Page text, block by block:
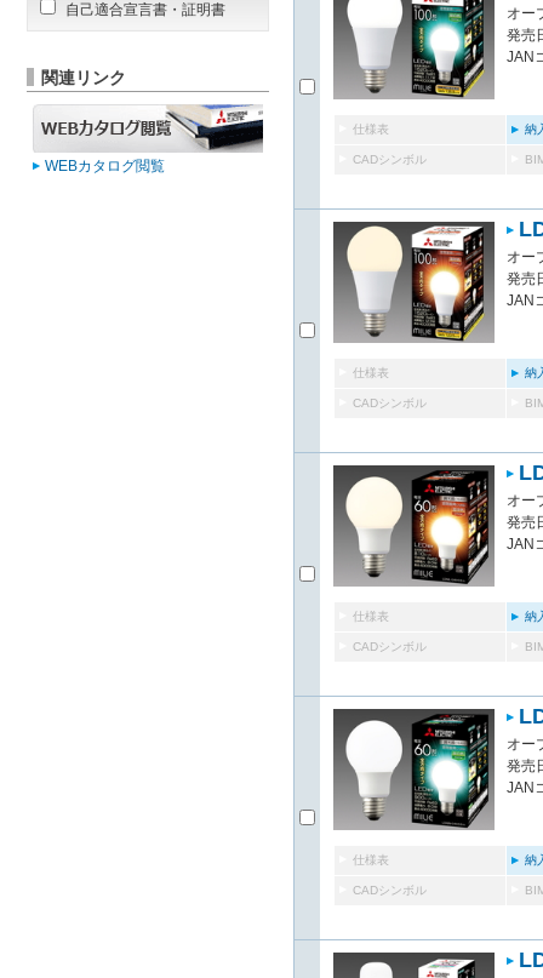
オー
発売
JAN
仕様表 納
CADシンボル
オー
発売
JAN
仕様表 納
CADシンボル
オー
発売
JAN
仕様表 納
CADシンボル
オー
発売
JAN
仕様表 納
CADシンボル
自己適合宣言書・証明書
関連リンク
WEBカタログ閲覧